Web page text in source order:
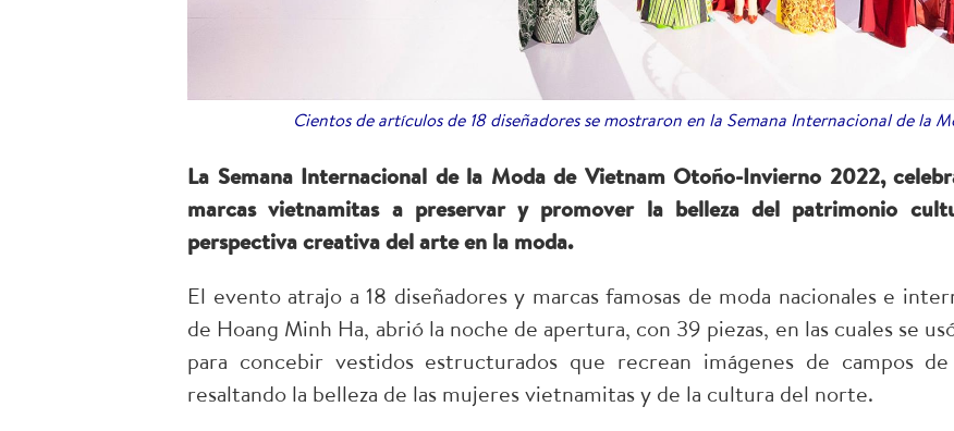
Cientos de artículos de 18 diseñadores se mostraron en la Semana Internacional de la
La Semana Internacional de la Moda de Vietnam Otoño-Invierno 2022,
marcas vietnamitas a preservar y promover la belleza del patrimonio
perspectiva creativa del arte en la moda.
El evento atrajo a 18 diseñadores y marcas famosas de moda nacionales e
de Hoang Minh Ha, abrió la noche de apertura, con 39 piezas, en las cuales se
para concebir vestidos estructurados que recrean imágenes de campos
resaltando la belleza de las mujeres vietnamitas y de la cultura del norte.